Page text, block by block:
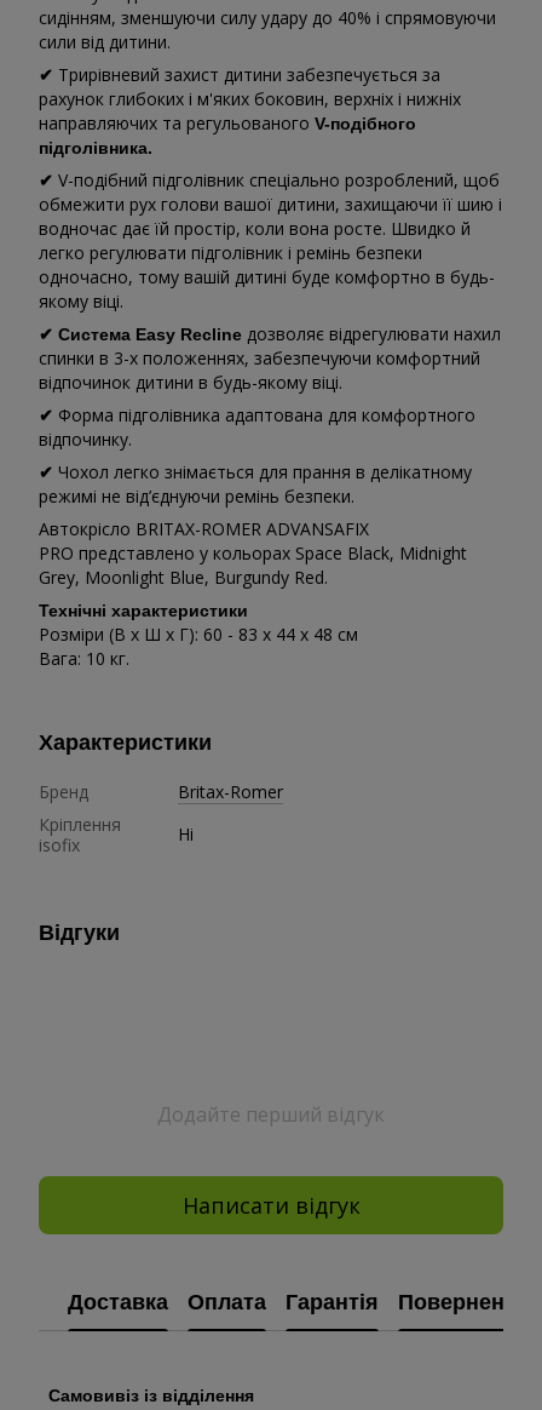
сидінням, зменшуючи силу удару до 40% і спрямовуючи
сили від дитини.
✔ Трирівневий захист дитини забезпечується за
рахунок глибоких і м'яких боковин, верхніх і нижніх
направляючих та регульованого V-подібного
підголівника.
✔ V-подібний підголівник спеціально розроблений, щоб
обмежити рух голови вашої дитини, захищаючи її шию і
водночас дає їй простір, коли вона росте. Швидко й
легко регулювати підголівник і ремінь безпеки
одночасно, тому вашій дитині буде комфортно в будь-
якому віці.
✔ Система Easy Recline дозволяє відрегулювати нахил
спинки в 3-х положеннях, забезпечуючи комфортний
відпочинок дитини в будь-якому віці.
✔ Форма підголівника адаптована для комфортного
відпочинку.
✔ Чохол легко знімається для прання в делікатному
режимі не від’єднуючи ремінь безпеки.
Автокрісло BRITAX-ROMER ADVANSAFIX
PRO представлено у кольорах Space Black, Midnight
Grey, Moonlight Blue, Burgundy Red.
Технічні характеристики
Розміри (В x Ш x Г): 60 - 83 x 44 x 48 см
Вага: 10 кг.
Характеристики
Бренд
Britax-Romer
Кріплення
isofix
Ні
Відгуки
Додайте перший відгук
Написати відгук
Доставка Оплата Гарантія Повернення
Самовивіз із відділення